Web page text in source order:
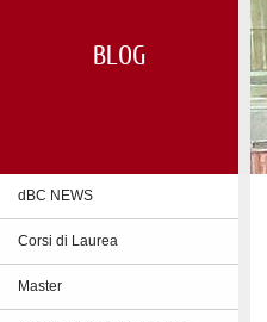
BLOG
dBC NEWS
Corsi di Laurea
Master